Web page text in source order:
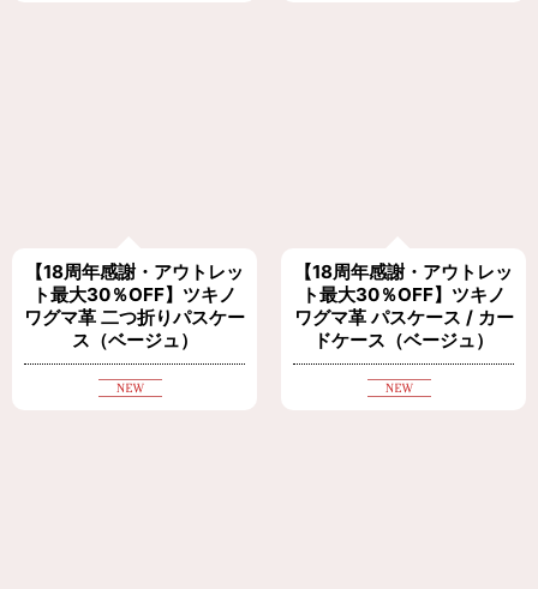
【18周年感謝・アウトレッ
ト最大30％OFF】ツキノ
ワグマ革 二つ折りパスケー
ス（ベージュ）
【18周年感謝・アウトレッ
ト最大30％OFF】ツキノ
ワグマ革 パスケース / カー
ドケース（ベージュ）